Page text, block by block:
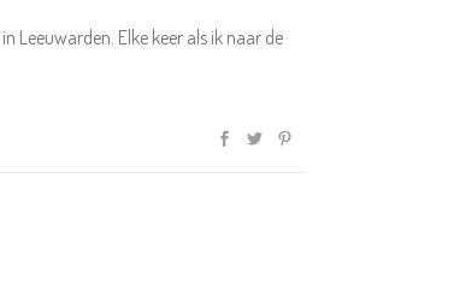
Leeuwarden. Elke keer als ik naar de